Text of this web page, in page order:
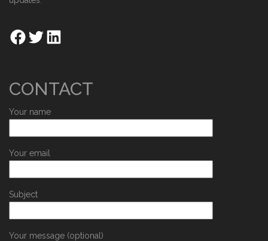
CONTACT
Your name
Your email
Subject
Your message (optional)